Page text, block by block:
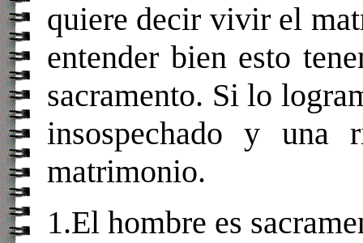
quiere decir vivir el
entender bien esto
sacramento. Si lo
insospechado y una
matrimonio.
1.El hombre es